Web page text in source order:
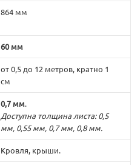
864 мм
60 мм
от 0,5 до 12 метров, кратно 1
см
0,7 мм.
Доступна толщина листа: 0,5
мм, 0,55 мм, 0,7 мм, 0,8 мм.
Кровля, крыши.